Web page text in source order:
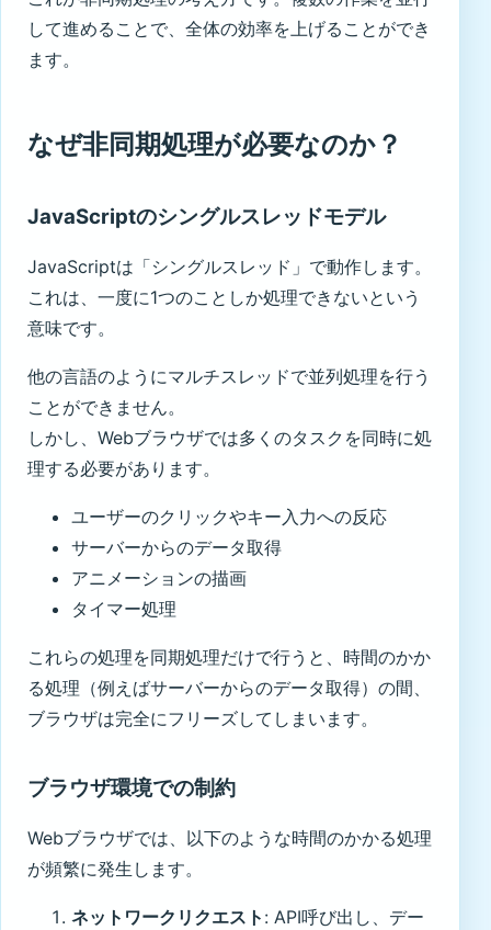
して進めることで、全体の効率を上げることができ
ます。
なぜ非同期処理が必要なのか？
JavaScriptのシングルスレッドモデル
JavaScriptは「シングルスレッド」で動作します。
これは、一度に1つのことしか処理できないという
意味です。
他の言語のようにマルチスレッドで並列処理を行う
ことができません。
しかし、Webブラウザでは多くのタスクを同時に処
理する必要があります。
ユーザーのクリックやキー入力への反応
サーバーからのデータ取得
アニメーションの描画
タイマー処理
これらの処理を同期処理だけで行うと、時間のかか
る処理（例えばサーバーからのデータ取得）の間、
ブラウザは完全にフリーズしてしまいます。
ブラウザ環境での制約
Webブラウザでは、以下のような時間のかかる処理
が頻繁に発生します。
ネットワークリクエスト : API呼び出し、デー